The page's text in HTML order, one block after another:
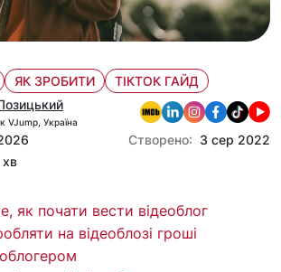
ЯК ЗРОБИТИ
ТІКТОК ГАЙД
VJump, Україна
Створено: 3 сер 2022
хв
як почати вести відеоблог
на відеоблозі гроші